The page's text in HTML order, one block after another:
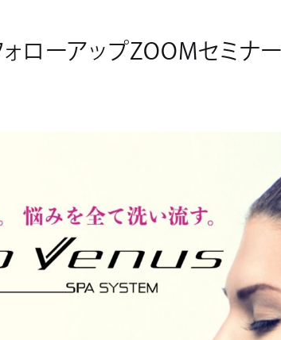
ローアップZOOMセミナ